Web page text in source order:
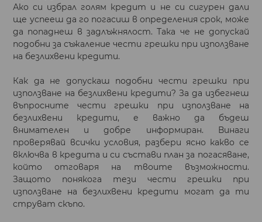
Ако си избрал голям кредит и не си сигурен дали
ще успееш да го погасиш в определения срок, може
да попаднеш в задлъжнялост. Така че не допускай
подобни за съжаление чести грешки при използване
на безлихвени кредити.
Как да не допускаш подобни чести грешки при
използване на безлихвени кредити? За да избегнеш
въпросните чести грешки при използване на
безлихвени кредити, е важно да бъдеш
внимателен и добре информиран. Винаги
проверявай всички условия, разбери ясно какво се
включва в кредита и си състави план за погасяване,
който отговаря на твоите възможности.
Защото понякога тези чести грешки при
използване на безлихвени кредити могат да ти
струват скъпо.